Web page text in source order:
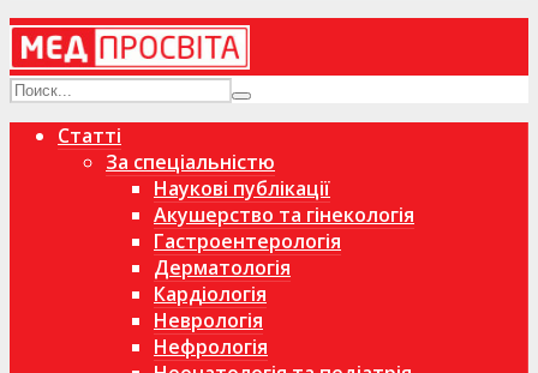
Статті
За спеціальністю
Наукові публікації
Акушерство та гінекологія
Гастроентерологія
Дерматологія
Кардіологія
Неврологія
Нефрологія